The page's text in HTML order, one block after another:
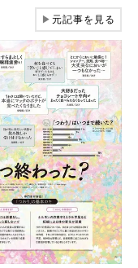
▶元記事を見る